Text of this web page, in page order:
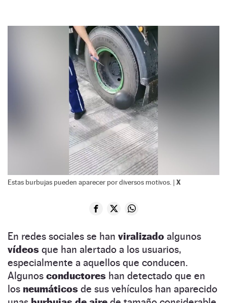
Estas burbujas pueden aparecer por diversos motivos. | X
En redes sociales se han viralizado algunos
vídeos que han alertado a los usuarios,
especialmente a aquellos que conducen.
Algunos conductores han detectado que en
los neumáticos de sus vehículos han aparecido